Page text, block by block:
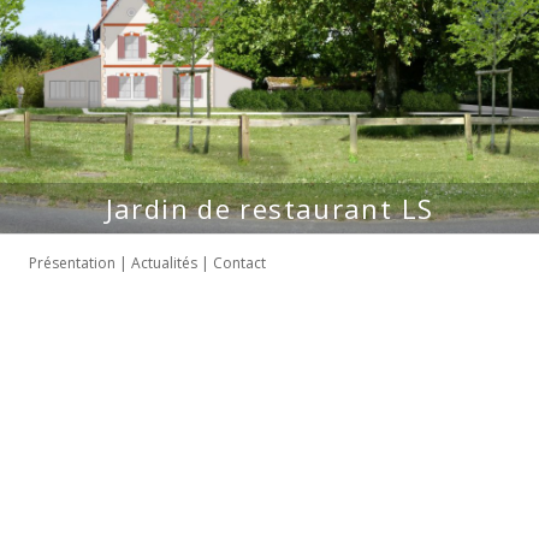
Jardin de restaurant LS
Présentation | Actualités | Contact